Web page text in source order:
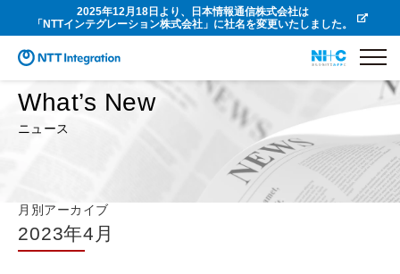
2025年12月18日より、日本情報通信株式会社は
「NTTインテグレーション株式会社」に社名を変更いたしました。
What’s New
ニュース
月別アーカイブ
2023年4月